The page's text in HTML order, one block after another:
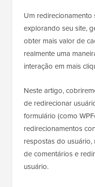
Um
explorando seu site,
obter mais valor de
realmente uma
interação em mais
Neste artigo,
de redirecionar
formulário (como
redirecionamentos
respostas do
de comentários e
usuário.